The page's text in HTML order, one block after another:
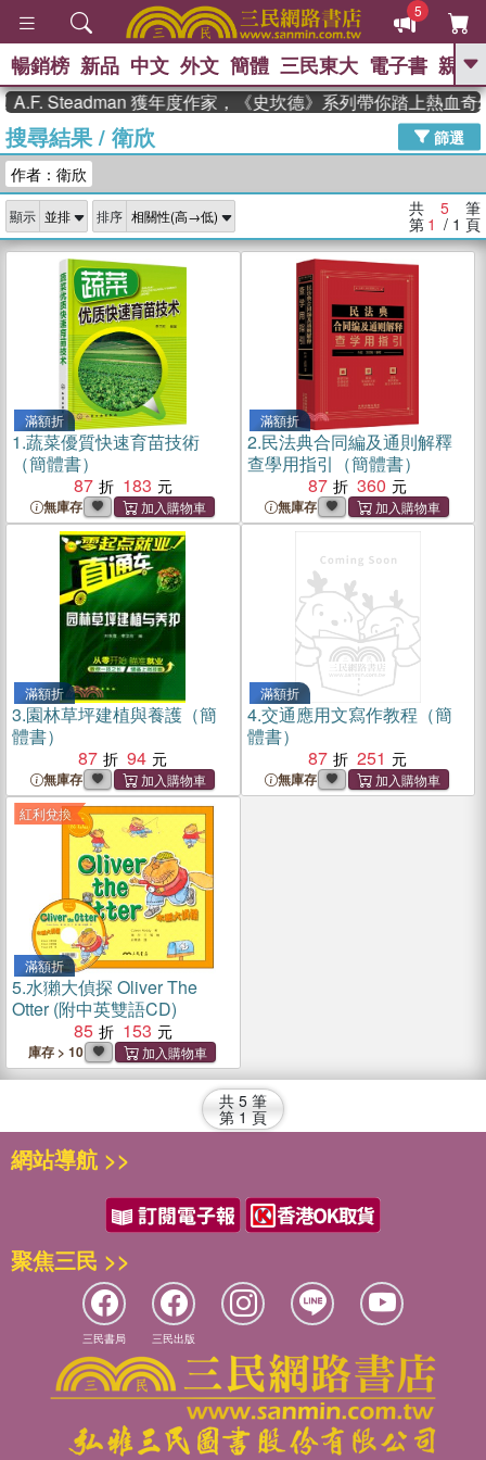
5
GO
高希均教授回憶錄
、 The Odyssey 、 父親節 、 如果歷
獎 臺灣漫遊錄 、 方念華 、 台灣的李
登輝時代
數學女孩：黎曼猜想 、
偉大的迷走神經
暢銷榜 新品 中文 外文 簡體 三民東大 電子書 親子
Steadman 獲年度作家，《史坎德》系列帶你踏上熱血奇
搜尋結果/ 衛欣
篩選
作者：衛欣
顯示 排序 共 5 筆
第 1 / 1 頁
滿額折
1.蔬菜優質快速育苗技術
（簡體書）
87
183
無庫存
滿額折
2.民法典合同編及通則解釋
查學用指引（簡體書）
87
360
無庫存
滿額折
3.園林草坪建植與養護（簡
體書）
87
94
無庫存
滿額折
4.交通應用文寫作教程（簡
體書）
87
251
無庫存
紅利兌換
滿額折
5.水獺大偵探 Oliver The
Otter (附中英雙語CD)
85
153
庫存 > 10
共 5 筆
第 1 頁
網站導航 >>
聚焦三民 >>
三民書局 三民出版